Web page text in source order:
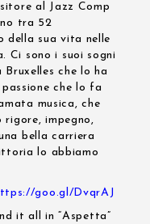
al Jazz Comp
tra 52
della sua vita nelle
Ci sono i suoi sogni
che lo ha
che lo fa
musica, che
rigore, impegno,
bella carriera
lo abbiamo
goo.gl/DvqrAJ
it all in “Aspetta”